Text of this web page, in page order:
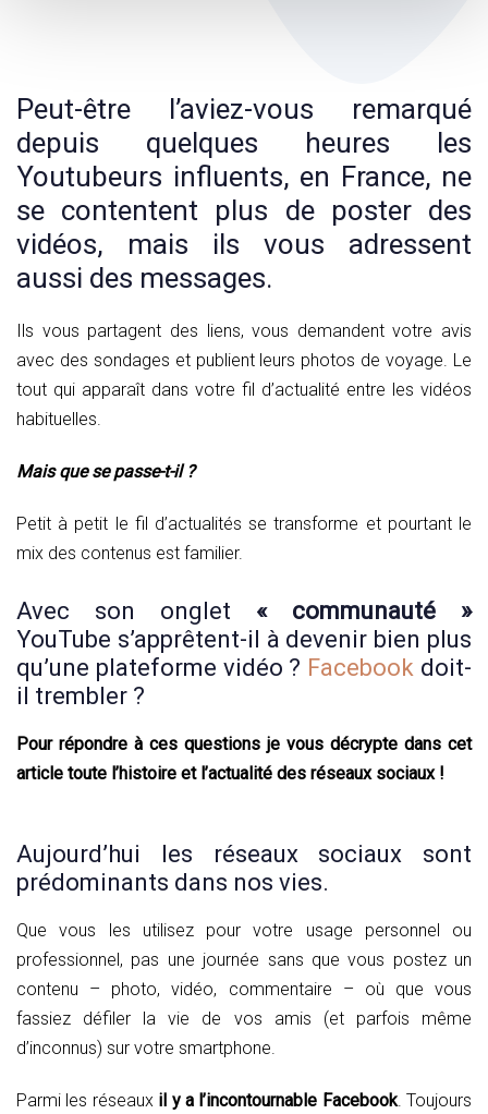
Peut-être l’aviez-vous remarqué
depuis quelques heures les
Youtubeurs influents, en France, ne
se contentent plus de poster des
vidéos, mais ils vous adressent
aussi des messages.
Ils vous partagent des liens, vous demandent votre avis
avec des sondages et publient leurs photos de voyage. Le
tout qui apparaît dans votre fil d’actualité entre les vidéos
habituelles.
Mais que se passe-t-il ?
Petit à petit le fil d’actualités se transforme et pourtant le
mix des contenus est familier.
Avec son onglet « communauté »
YouTube s’apprêtent-il à devenir bien plus
qu’une plateforme vidéo ? Facebook doit-
il trembler ?
Pour répondre à ces questions je vous décrypte dans cet
article toute l’histoire et l’actualité des réseaux sociaux !
Aujourd’hui les réseaux sociaux sont
prédominants dans nos vies.
Que vous les utilisez pour votre usage personnel ou
professionnel, pas une journée sans que vous postez un
contenu – photo, vidéo, commentaire – où que vous
fassiez défiler la vie de vos amis (et parfois même
d’inconnus) sur votre smartphone.
Parmi les réseaux il y a l’incontournable Facebook. Toujours